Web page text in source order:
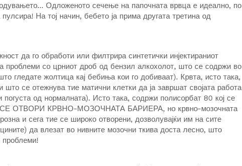
Одложеното сечење на папочната врвца е идеално, по
На тој начин, бебето ја прима другата третина од
да го обработи или филтрира синтетички инјектираниот
проблеми со црниот дроб од бензил алкохолот, што се содржи во
гледате жолтица кај бебиња кои го добиваат). Крвта, исто така,
што се отежнува тие матични клетки да ја завршат својата работа
погуста од нормалната). Исто така, содржи полисорбат 80 кој се
СЕ ОТВОРИ КРВНО-МОЗОЧНАТА БАРИЕРА, но крвно-мозочната
и сега тие се широко отворени, дозволувајќи им на сите
да влезат во нивните мозочни ткива доста лесно, што
проблеми!